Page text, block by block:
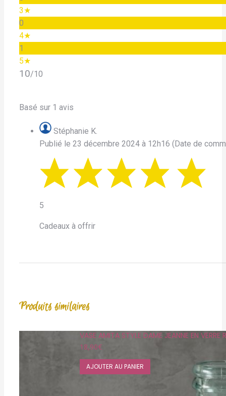
3★
0
4★
1
5★
10/10
Basé sur 1 avis
Stéphanie K.
Publié le 23 décembre 2024 à 12h16 (Date de
5
Cadeaux à offrir
Produits similaires
VASE AMITA STYLE DAME JEANNE EN
18,90€
AJOUTER AU PANIER